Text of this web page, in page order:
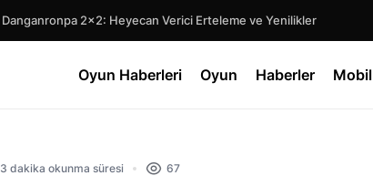
Danganronpa 2×2: Heyecan Verici Erteleme ve Yenilikler
Oyun Haberleri Oyun Haberler Mobil
3 dakika okunma süresi 67